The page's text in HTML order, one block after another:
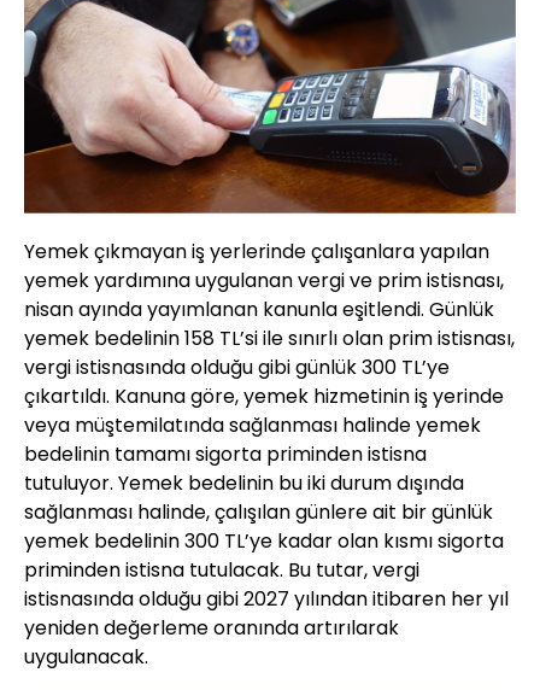
Yemek çıkmayan iş yerlerinde çalışanlara yapılan
yemek yardımına uygulanan vergi ve prim istisnası,
nisan ayında yayımlanan kanunla eşitlendi. Günlük
yemek bedelinin 158 TL’si ile sınırlı olan prim istisnası,
vergi istisnasında olduğu gibi günlük 300 TL’ye
çıkartıldı. Kanuna göre, yemek hizmetinin iş yerinde
veya müştemilatında sağlanması halinde yemek
bedelinin tamamı sigorta priminden istisna
tutuluyor. Yemek bedelinin bu iki durum dışında
sağlanması halinde, çalışılan günlere ait bir günlük
yemek bedelinin 300 TL’ye kadar olan kısmı sigorta
priminden istisna tutulacak. Bu tutar, vergi
istisnasında olduğu gibi 2027 yılından itibaren her yıl
yeniden değerleme oranında artırılarak
uygulanacak.